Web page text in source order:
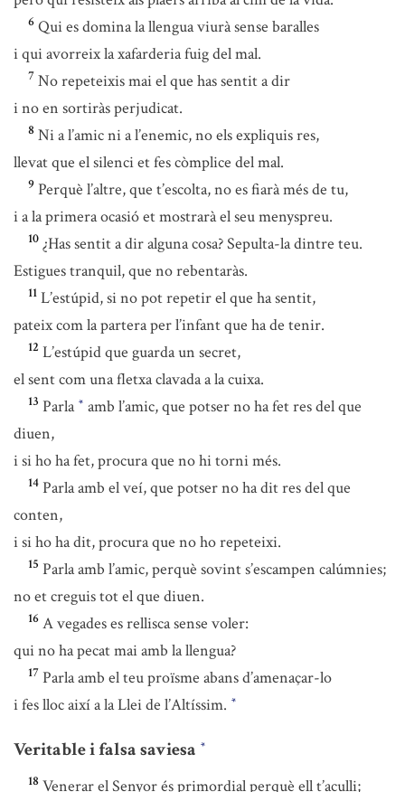
6 Qui es domina la llengua viurà sense baralles
i qui avorreix la xafarderia fuig del mal.
7 No repeteixis mai el que has sentit a dir
i no en sortiràs perjudicat.
8 Ni a l’amic ni a l’enemic, no els expliquis res,
llevat que el silenci et fes còmplice del mal.
9 Perquè l’altre, que t’escolta, no es fiarà més de tu,
i a la primera ocasió et mostrarà el seu menyspreu.
10 ¿Has sentit a dir alguna cosa? Sepulta-la dintre teu.
Estigues tranquil, que no rebentaràs.
11 L’estúpid, si no pot repetir el que ha sentit,
pateix com la partera per l’infant que ha de tenir.
12 L’estúpid que guarda un secret,
el sent com una fletxa clavada a la cuixa.
13 Parla * amb l’amic, que potser no ha fet res del que
diuen,
i si ho ha fet, procura que no hi torni més.
14 Parla amb el veí, que potser no ha dit res del que
conten,
i si ho ha dit, procura que no ho repeteixi.
15 Parla amb l’amic, perquè sovint s’escampen calúmnies;
no et creguis tot el que diuen.
16 A vegades es rellisca sense voler:
qui no ha pecat mai amb la llengua?
17 Parla amb el teu proïsme abans d’amenaçar-lo
i fes lloc així a la Llei de l’Altíssim. *
Veritable i falsa saviesa *
18 Venerar el Senyor és primordial perquè ell t’aculli;